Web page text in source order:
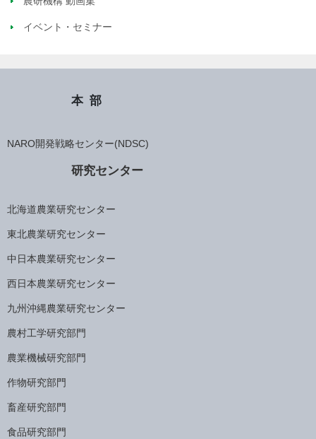
イベント・セミナー
本部
NARO開発戦略センター(NDSC)
研究センター
北海道農業研究センター
東北農業研究センター
中日本農業研究センター
西日本農業研究センター
九州沖縄農業研究センター
農村工学研究部門
農業機械研究部門
作物研究部門
畜産研究部門
食品研究部門